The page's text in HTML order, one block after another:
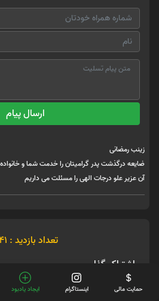
ارسال پیام
زینب رمضانی
ضایعه درگذشت پدر گرامیتان را خدمت شما و
آن عزیر علو درجات الهی را مسئلت می داریم
تعداد بازدید : 341
اشتراک گذاری
حمایت مالی اینستاگرام ایجاد یادبود